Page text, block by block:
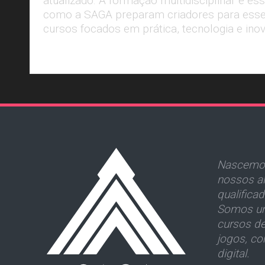
como a SAGA preparam criadores para
cursos focados em prática, tecnologia e
nossos
Somos
cursos
jogos,
digital.